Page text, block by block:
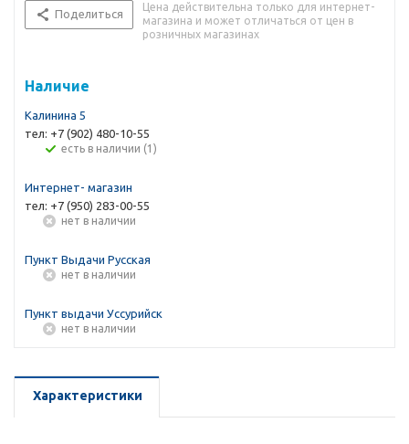
Поделиться
Цена действительна только для интернет-
магазина и может отличаться от цен в
розничных магазинах
Наличие
Калинина 5
тел: +7 (902) 480-10-55
Есть в наличии (1)
Интернет- магазин
тел: +7 (950) 283-00-55
Нет в наличии
Пункт Выдачи Русская
Нет в наличии
Пункт выдачи Уссурийск
Нет в наличии
Характеристики